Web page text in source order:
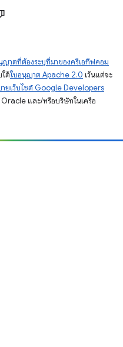
ญาตที่ต้องระบุที่มาของครีเอทีฟคอม
ต้ใบอนุญาต Apache 2.0 เว้นแต่จะ
ายเว็บไซต์ Google Developers
และ/หรือบริษัทในเครือ